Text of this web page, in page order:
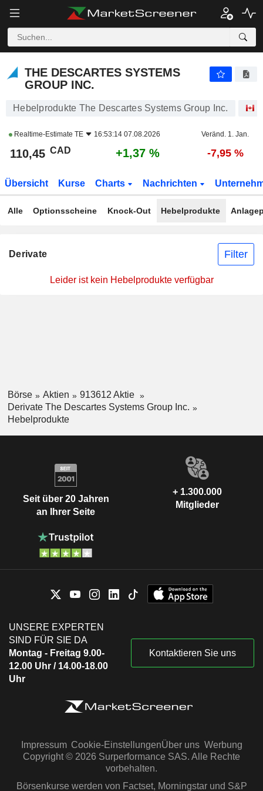
THE DESCARTES SYSTEMS
GROUP INC.
Hebelprodukte The Descartes Systems Group Inc.
Realtime-Estimate TE 16:53:14 07.08.2026 Veränd. 1. Jan.
110,45 CAD +1,37 % -7,95 %
Übersicht Kurse Charts Nachrichten
Alle Optionsscheine Knock-Out Hebelprodukte
Derivate Filter
Leider ist kein Hebelprodukte verfügbar
Börse Aktien
913612 Aktie
Derivate The Descartes Systems Group Inc.
Hebelprodukte
Seit über 20 Jahren
an Ihrer Seite
+ 1.300.000
Mitglieder
UNSERE EXPERTEN
SIND FÜR SIE DA
Montag - Freitag 9.00-
12.00 Uhr / 14.00-18.00
Uhr
Kontaktieren Sie uns
Impressum Cookie-EinstellungenÜber uns Werbung
Copyright © 2026 Surperformance SAS. Alle Rechte
vorbehalten.
Börsenkurse werden von Factset, Morningstar und S&P